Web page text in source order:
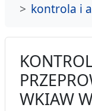
kontrola i
WKIAW